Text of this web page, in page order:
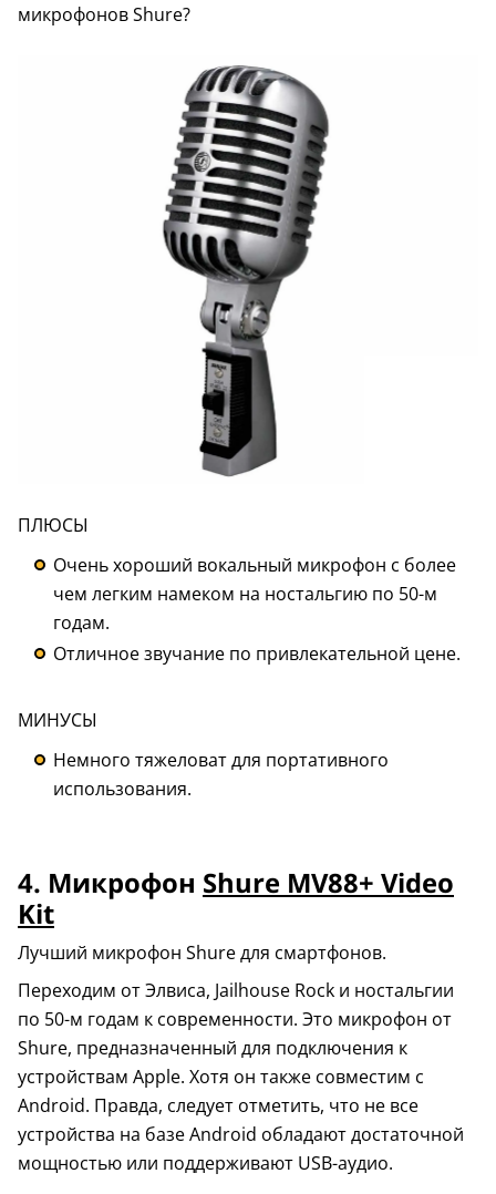
микрофонов Shure?
ПЛЮСЫ
Очень хороший вокальный микрофон с более
чем легким намеком на ностальгию по 50-м
годам.
Отличное звучание по привлекательной цене.
МИНУСЫ
Немного тяжеловат для портативного
использования.
4. Микрофон Shure MV88+ Video
Kit
Лучший микрофон Shure для смартфонов.
Переходим от Элвиса, Jailhouse Rock и ностальгии
по 50-м годам к современности. Это микрофон от
Shure, предназначенный для подключения к
устройствам Apple. Хотя он также совместим с
Android. Правда, следует отметить, что не все
устройства на базе Android обладают достаточной
мощностью или поддерживают USB-аудио.